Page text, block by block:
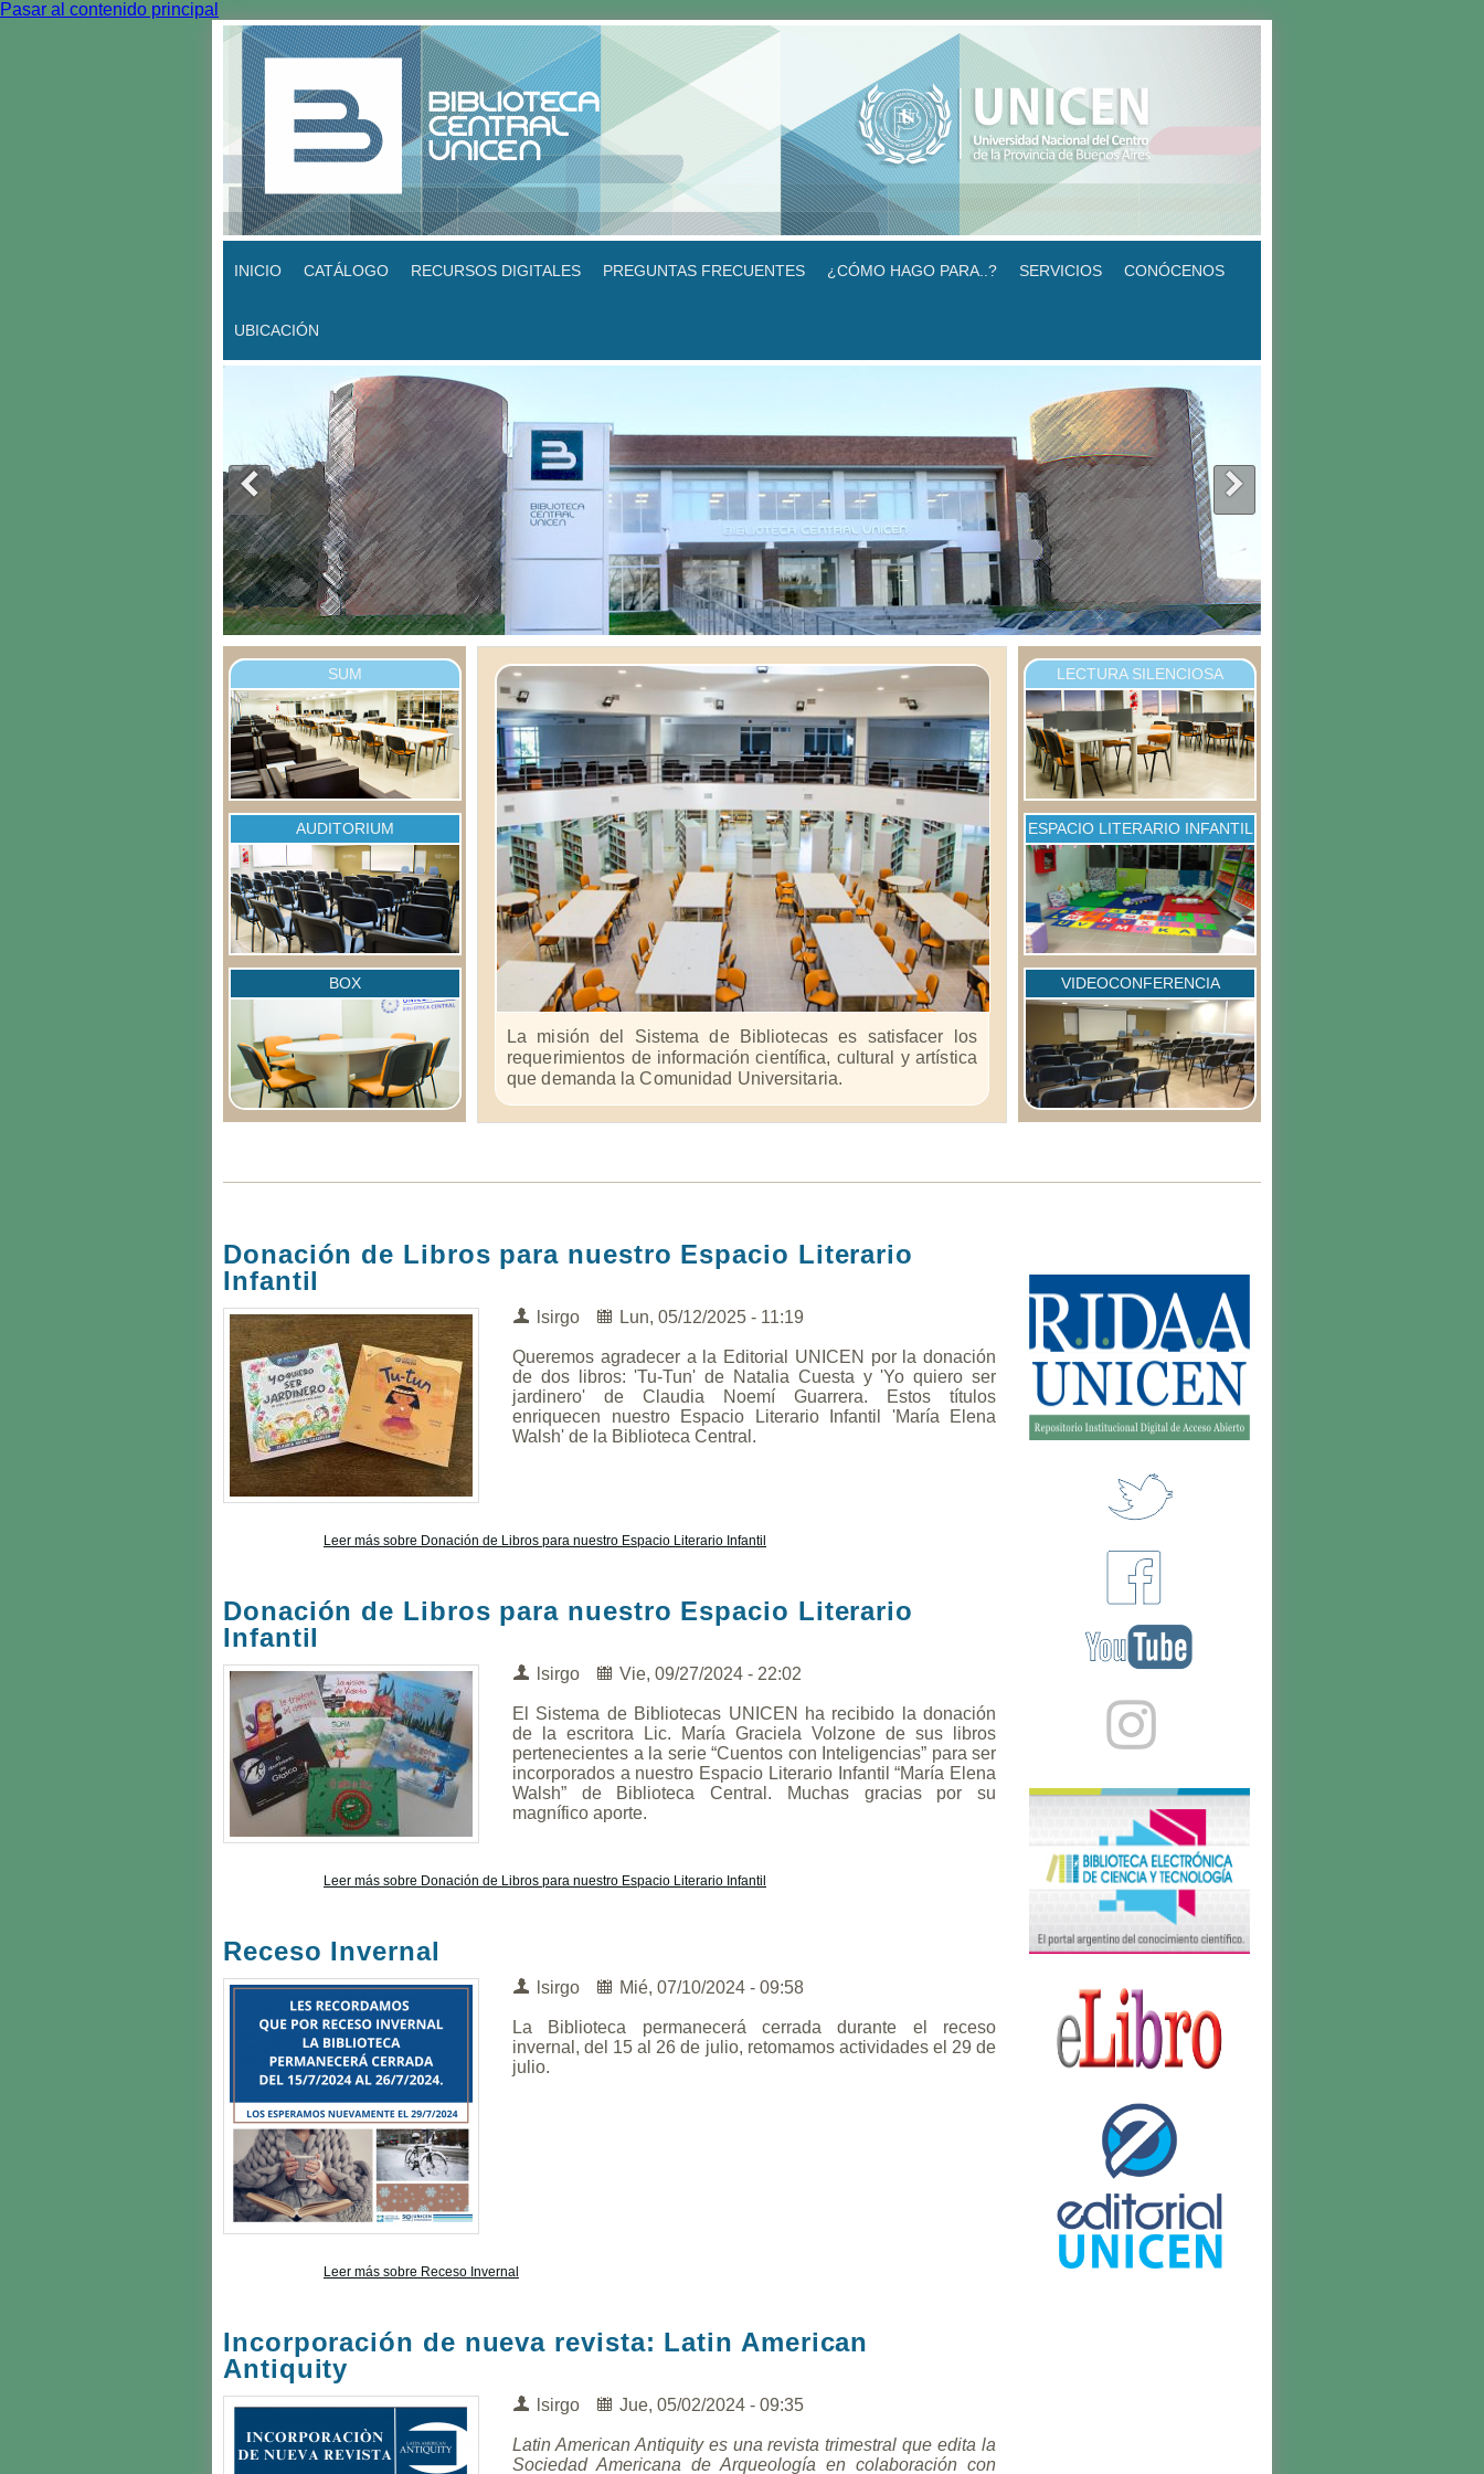
Pasar al contenido principal
INICIO CATÁLOGO RECURSOS DIGITALES PREGUNTAS FRECUENTES ¿CÓMO HAGO PARA..? SERVICIOS CONÓCENOS
UBICACIÓN
< >
SUM
AUDITORIUM
BOX
La misión del Sistema de Bibliotecas es satisfacer los
requerimientos de información científica, cultural y artística
que demanda la Comunidad Universitaria.
LECTURA SILENCIOSA
ESPACIO LITERARIO INFANTIL
VIDEOCONFERENCIA
Donación de Libros para nuestro Espacio Literario
Infantil
lsirgo Lun, 05/12/2025 - 11:19
Queremos agradecer a la Editorial UNICEN por la donación
de dos libros: 'Tu-Tun' de Natalia Cuesta y 'Yo quiero ser
jardinero' de Claudia Noemí Guarrera. Estos títulos
enriquecen nuestro Espacio Literario Infantil 'María Elena
Walsh' de la Biblioteca Central.
Leer más sobre Donación de Libros para nuestro Espacio Literario Infantil
Donación de Libros para nuestro Espacio Literario
Infantil
lsirgo Vie, 09/27/2024 - 22:02
El Sistema de Bibliotecas UNICEN ha recibido la donación
de la escritora Lic. María Graciela Volzone de sus libros
pertenecientes a la serie “Cuentos con Inteligencias” para ser
incorporados a nuestro Espacio Literario Infantil “María Elena
Walsh” de Biblioteca Central. Muchas gracias por su
magnífico aporte.
Leer más sobre Donación de Libros para nuestro Espacio Literario Infantil
Receso Invernal
lsirgo Mié, 07/10/2024 - 09:58
La Biblioteca permanecerá cerrada durante el receso
invernal, del 15 al 26 de julio, retomamos actividades el 29 de
julio.
Leer más sobre Receso Invernal
Incorporación de nueva revista: Latin American
Antiquity
lsirgo Jue, 05/02/2024 - 09:35
Latin American Antiquityes una revista trimestral que edita la
Sociedad Americana de Arqueología en colaboración con